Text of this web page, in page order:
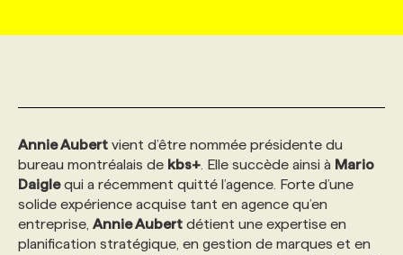
AFFAIRES DE L'INDUSTRIE
INITIATIVES NUMÉRIQUES
PRIX ET DISTINCTIONS
WEB & MÉDIAS SOCIAUX
MARKETING DURABLE
GEO/SEO
INFOLETTRE PUBLICITÉ
ANNONCEZ AVEC NOUS
CONSULTER LA CVTHÈQUE
PROFIL ENTREPRISE
FAQ
VOIR LES OFFRES
PROFIL CANDIDAT
FAQ
ANNONCEZ AVEC NOUS
NOS FORMATIONS EN LIGNE
NOS PARCOURS DE FORMATIONS
FORMATIONS PERSONNALISÉES
CHASSE DE TÊTE
SERVICE DE CHASSE DE TÊTE
NOS TARIFS
Annie Aubert vient d’être nommée présidente du
bureau montréalais de kbs+ . Elle succède ainsi à Mario
Daiglequi a récemment quitté l’agence. Forte d’une
solide expérience acquise tant en agence qu’en
entreprise, Annie Aubert détient une expertise en
planification stratégique, en gestion de marques et en